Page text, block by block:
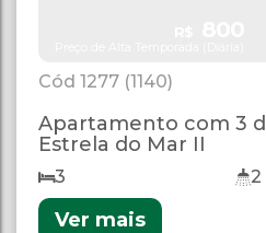
1277 (1140)
Apartamento com 3
Estrela do Mar II
3 2
Ver mais